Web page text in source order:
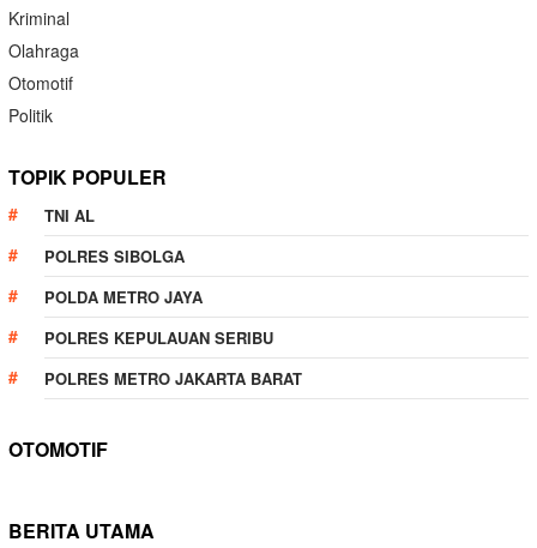
Kriminal
Olahraga
Otomotif
Politik
TOPIK POPULER
TNI AL
POLRES SIBOLGA
POLDA METRO JAYA
POLRES KEPULAUAN SERIBU
POLRES METRO JAKARTA BARAT
OTOMOTIF
BERITA UTAMA